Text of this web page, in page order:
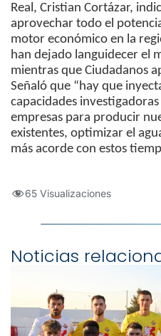
Real, Cristian Cortázar,
aprovechar todo el
motor económico en la
han dejado languidecer el
mientras que Ciudadanos
Señaló que “hay que
capacidades
empresas para producir
existentes, optimizar el
más acorde con estos
65 Visualizaciones
Noticias